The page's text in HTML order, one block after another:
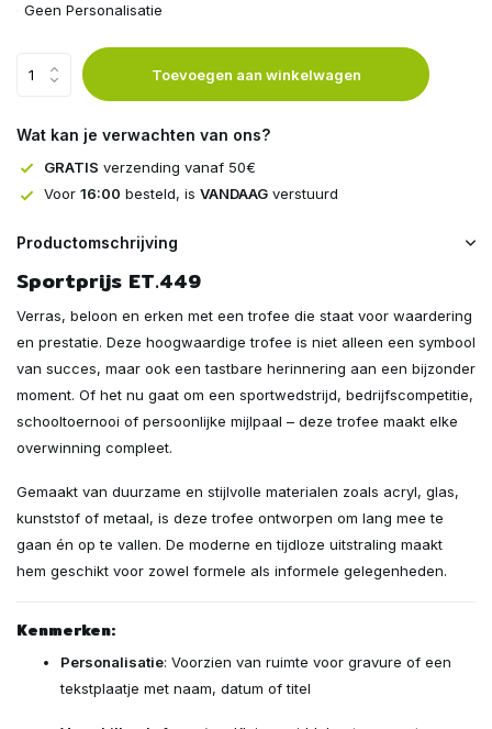
Geen Personalisatie
Toevoegen aan winkelwagen
Wat kan je verwachten van ons?
GRATIS verzending vanaf 50€
Voor 16:00 besteld, is VANDAAG verstuurd
Productomschrijving
Sportprijs ET.449
Verras, beloon en erken met een trofee die staat voor waardering
en prestatie. Deze hoogwaardige trofee is niet alleen een symbool
van succes, maar ook een tastbare herinnering aan een bijzonder
moment. Of het nu gaat om een sportwedstrijd, bedrijfscompetitie,
schooltoernooi of persoonlijke mijlpaal – deze trofee maakt elke
overwinning compleet.
Gemaakt van duurzame en stijlvolle materialen zoals acryl, glas,
kunststof of metaal, is deze trofee ontworpen om lang mee te
gaan én op te vallen. De moderne en tijdloze uitstraling maakt
hem geschikt voor zowel formele als informele gelegenheden.
Kenmerken:
Personalisatie: Voorzien van ruimte voor gravure of een
tekstplaatje met naam, datum of titel